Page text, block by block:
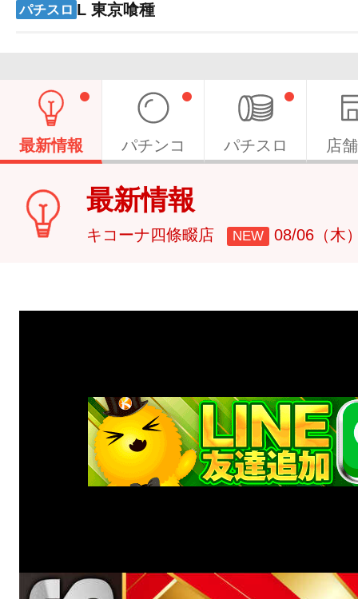
パチスロ L 東京喰種
最新情報 パチンコ パチスロ 店
最新情報
キコーナ四條畷店 NEW 08/06（木